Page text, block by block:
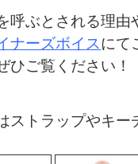
呼ぶとされる理由
ナーズボイスにて
ひご覧ください！
ストラップやキー